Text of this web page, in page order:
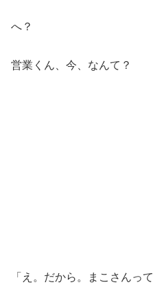
へ？
営業くん、今、なんて？
「え。だから。まこさんって